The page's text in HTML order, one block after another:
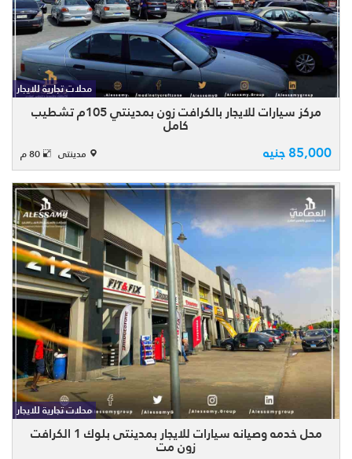
مركز خدمة وصيانة سيارات ناصية للايجار
بمدينتى بالكرافت زون craft zone بمساحة
كلية 105 متر مقسم على دورين الدور الارضى
بنسبة 50% والدور الاول بنسبة 50% المحل
متشطب ...
محلات تجارية للايجار
مركز سيارات للايجار بالكرافت زون بمدينتي 105م تشطيب
كامل
85,000 جنيه مدينتى 80 م
محل خدمه وصيانه سيارات للايجار بمدينتى
بلوك 1 الكرافت زون متشطب سوبر لوكس
جاهز علي التشغيل الكرافت زون السوق
الوحيد بمدينتى موقع المحل من افضل مواقع
خدمه وصيانه السيا ...
محلات تجارية للايجار
محل خدمه وصيانه سيارات للايجار بمدينتى بلوك 1 الكرافت
زون مت